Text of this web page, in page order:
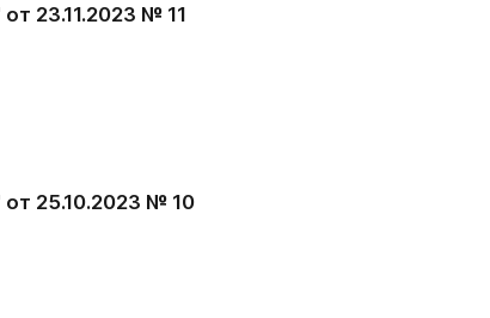
23.11.2023 № 11
25.10.2023 № 10